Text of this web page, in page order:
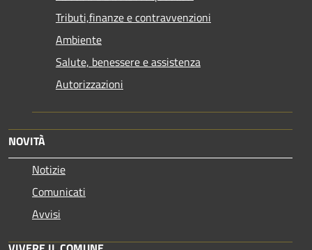
Tributi,finanze e contravvenzioni
Ambiente
Salute, benessere e assistenza
Autorizzazioni
NOVITÀ
Notizie
Comunicati
Avvisi